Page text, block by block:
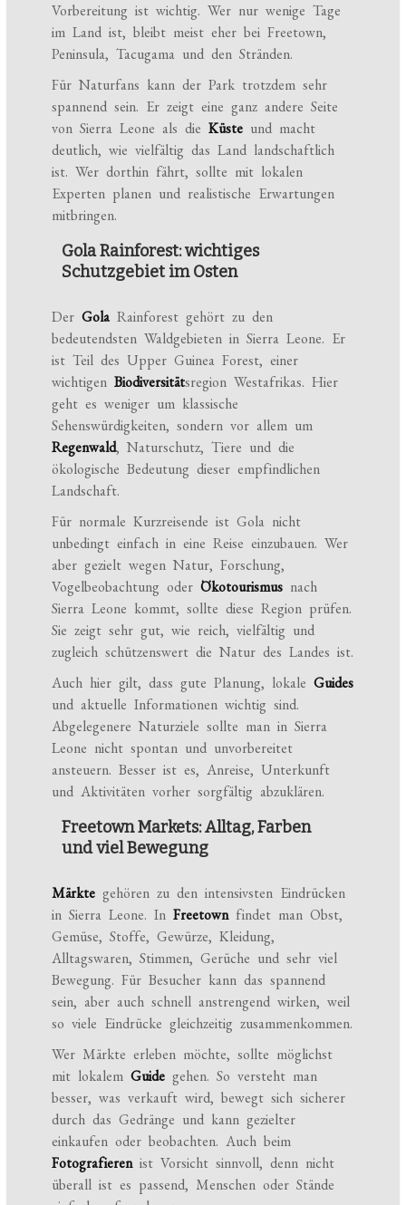
Vorbereitung ist wichtig. Wer nur wenige Tage
im Land ist, bleibt meist eher bei Freetown,
Peninsula, Tacugama und den Stränden.
Für Naturfans kann der Park trotzdem sehr
spannend sein. Er zeigt eine ganz andere Seite
von Sierra Leone als dieKüste und macht
deutlich, wie vielfältig das Land landschaftlich
ist. Wer dorthin fährt, sollte mit lokalen
Experten planen und realistische Erwartungen
mitbringen.
Gola Rainforest: wichtiges
Schutzgebiet im Osten
DerGolaRainforest gehört zu den
bedeutendsten Waldgebieten in Sierra Leone. Er
ist Teil des Upper Guinea Forest, einer
wichtigenBiodiversitätsregion Westafrikas. Hier
geht es weniger um klassische
Sehenswürdigkeiten, sondern vor allem um
Regenwald, Naturschutz, Tiere und die
ökologische Bedeutung dieser empfindlichen
Landschaft.
Für normale Kurzreisende ist Gola nicht
unbedingt einfach in eine Reise einzubauen. Wer
aber gezielt wegen Natur, Forschung,
Vogelbeobachtung oderÖkotourismus nach
Sierra Leone kommt, sollte diese Region prüfen.
Sie zeigt sehr gut, wie reich, vielfältig und
zugleich schützenswert die Natur des Landes ist.
Auch hier gilt, dass gute Planung, lokaleGuides
und aktuelle Informationen wichtig sind.
Abgelegenere Naturziele sollte man in Sierra
Leone nicht spontan und unvorbereitet
ansteuern. Besser ist es, Anreise, Unterkunft
und Aktivitäten vorher sorgfältig abzuklären.
Freetown Markets: Alltag, Farben
und viel Bewegung
Märkte gehören zu den intensivsten Eindrücken
in Sierra Leone. InFreetownfindet man Obst,
Gemüse, Stoffe, Gewürze, Kleidung,
Alltagswaren, Stimmen, Gerüche und sehr viel
Bewegung. Für Besucher kann das spannend
sein, aber auch schnell anstrengend wirken, weil
so viele Eindrücke gleichzeitig zusammenkommen.
Wer Märkte erleben möchte, sollte möglichst
mit lokalemGuide gehen. So versteht man
besser, was verkauft wird, bewegt sich sicherer
durch das Gedränge und kann gezielter
einkaufen oder beobachten. Auch beim
Fotografierenist Vorsicht sinnvoll, denn nicht
überall ist es passend, Menschen oder Stände